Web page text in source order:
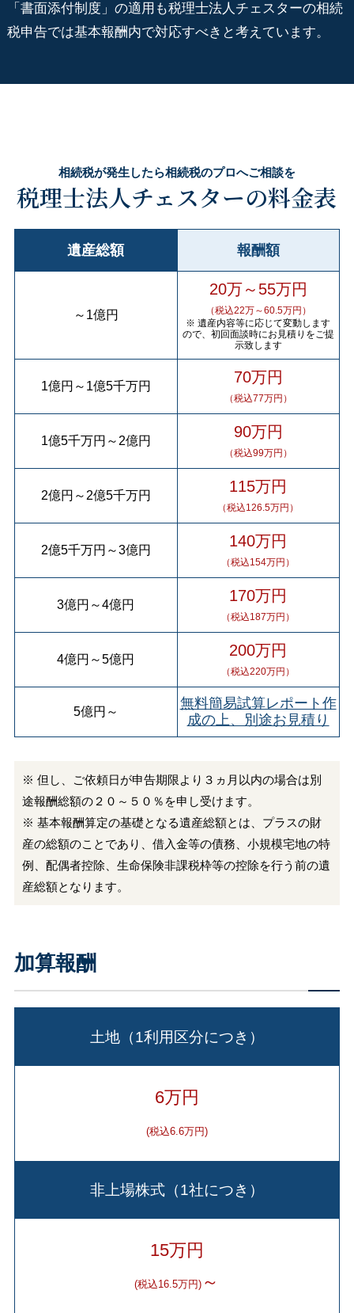
「書面添付制度」の適用も税理士法人チェスターの相続
税申告では基本報酬内で対応すべきと考えています。
相続税が発生したら相続税のプロへご相談を
税理士法人チェスターの料金表
遺産総額 報酬額
～ 1億円
20万～55万円
（税込22万～60.5万円）
※ 遺産内容等に応じて変動します
ので、初回面談時にお見積りをご提
示致します
1億円 ～ 1億5千万円 70万円
（税込77万円）
1億5千万円 ～ 2億円 90万円
（税込99万円）
2億円 ～ 2億5千万円 115万円
（税込126.5万円）
2億5千万円 ～3億円 140万円
（税込154万円）
3億円 ～4億円 170万円
（税込187万円）
4億円 ～5億円 200万円
（税込220万円）
5億円 ～
無料簡易試算レポート作
成の上、別途お見積り
※ 但し、ご依頼日が申告期限より３ヵ月以内の場合は別
途報酬総額の２０～５０％を申し受けます。
※ 基本報酬算定の基礎となる遺産総額とは、プラスの財
産の総額のことであり、借入金等の債務、小規模宅地の特
例、配偶者控除、生命保険非課税枠等の控除を行う前の遺
産総額となります。
加算報酬
土地（1利用区分につき）
6万円
(税込6.6万円)
非上場株式（1社につき）
15万円
(税込16.5万円) ～